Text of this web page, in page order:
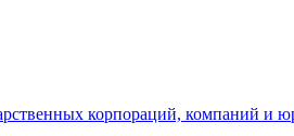
корпораций, компаний и